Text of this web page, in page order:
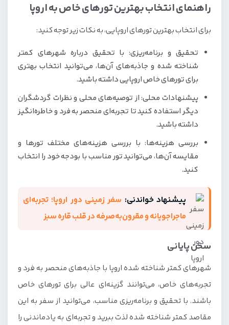
راهنمای انتخاب بهترین تورهای خاص به اروپا
برای انتخاب بهترین تورهای اروپایی، به نکات زیر توجه کنید:
تحقیق و برنامه‌ریزی: با تحقیق درباره شهرهای کمتر
شناخته شده و جاذبه‌های آن‌ها، می‌توانید انتخاب بهتری
برای تورهای خاص اروپایی داشته باشید.
پیشنهادات محلی: از توصیه‌های محلی و نظرات گردشگران
دیگر استفاده کنید تا تجربه‌ای منحصر به فرد و خاطره‌انگیز
داشته باشید.
بررسی هزینه‌ها: با بررسی هزینه‌های مختلف تورها و
مقایسه آن‌ها، می‌توانید تور مناسب با بودجه خود را انتخاب
کنید.
پیشنهاد خواندنی: سفر زمینی دور اروپا؛ تجربه‌ای
ماجراجویانه و مقرون‌به‌صرفه در قلب قاره سبز
سخن پایانی
شهرهای کمتر شناخته شده اروپا با جاذبه‌های منحصر به فرد و
تجربه‌های خاص، می‌توانند گزینه‌ای عالی برای تورهای خاص
باشند. با تحقیق و برنامه‌ریزی مناسب، می‌توانید از سفر به این
مقاصد کمتر شناخته شده لذت ببرید و تجربه‌ای به یادماندنی را